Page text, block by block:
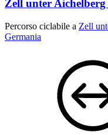
Zell unter
Percorso ciclabile a Zell
Germania